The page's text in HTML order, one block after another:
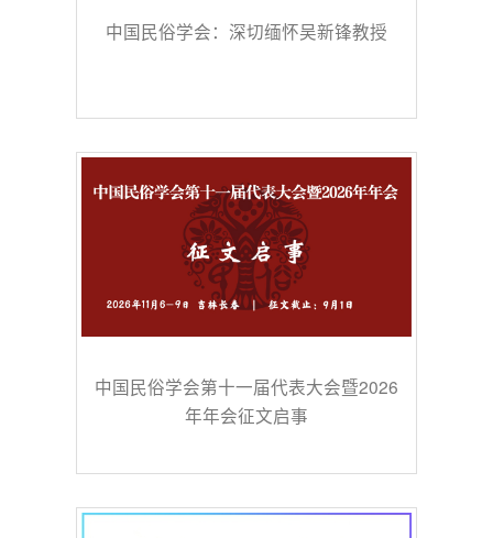
中国民俗学会：深切缅怀吴新锋教授
中国民俗学会第十一届代表大会暨2026
年年会征文启事